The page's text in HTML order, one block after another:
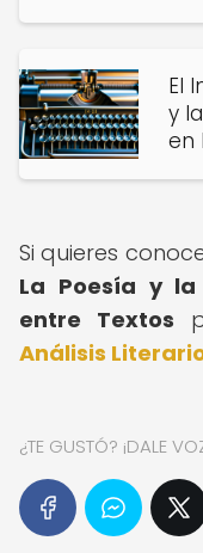
El
y
en
Si quieres
La Poesía y
entre Textos
Análisis
¿TE GUSTÓ? ¡DALE